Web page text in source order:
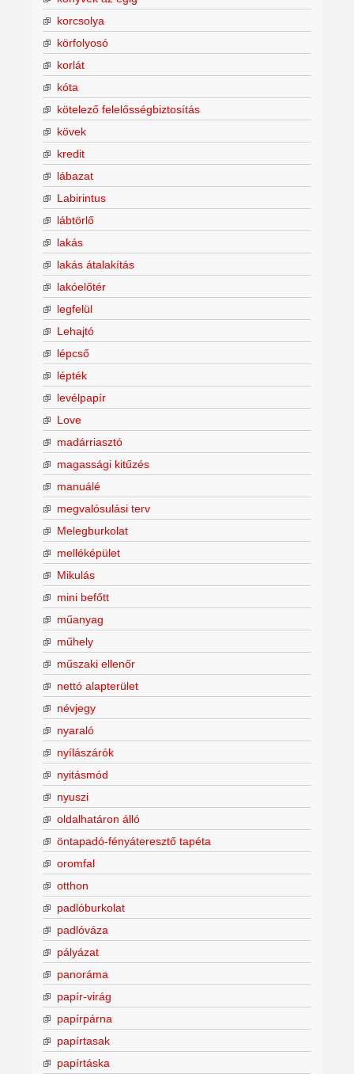
korcsolya
körfolyosó
korlát
kóta
kötelező felelősségbiztosítás
kövek
kredit
lábazat
Labirintus
lábtörlő
lakás
lakás átalakítás
lakóelőtér
legfelül
Lehajtó
lépcső
lépték
levélpapír
Love
madárriasztó
magassági kitűzés
manuálé
megvalósulási terv
Melegburkolat
melléképület
Mikulás
mini befőtt
műanyag
műhely
műszaki ellenőr
nettó alapterület
névjegy
nyaraló
nyílászárók
nyitásmód
nyuszi
oldalhatáron álló
öntapadó-fényáteresztő tapéta
oromfal
otthon
padlóburkolat
padlóváza
pályázat
panoráma
papír-virág
papírpárna
papírtasak
papírtáska